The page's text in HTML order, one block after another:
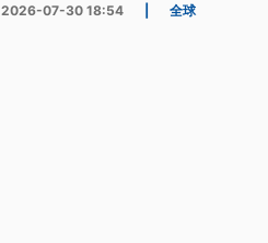
2026-07-30 18:54 全球